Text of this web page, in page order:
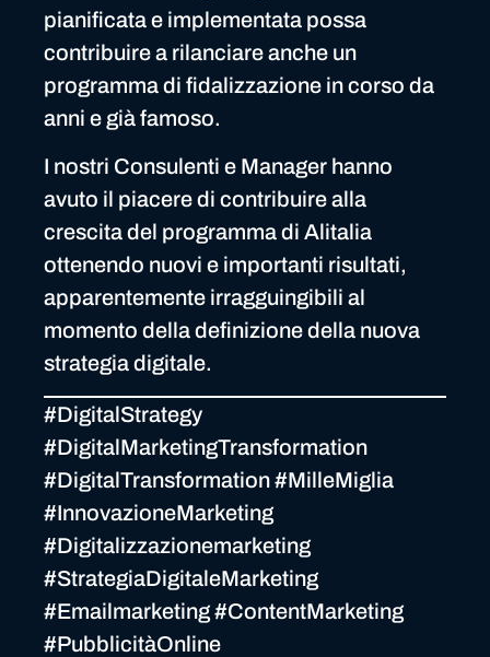
pianificata e implementata possa
contribuire a rilanciare anche un
programma di fidalizzazione in corso da
anni e già famoso.
I nostri Consulenti e Manager hanno
avuto il piacere di contribuire alla
crescita del programma di Alitalia
ottenendo nuovi e importanti risultati,
apparentemente irragguingibili al
momento della definizione della nuova
strategia digitale.
#DigitalStrategy
#DigitalMarketingTransformation
#DigitalTransformation #MilleMiglia
#InnovazioneMarketing
#Digitalizzazionemarketing
#StrategiaDigitaleMarketing
#Emailmarketing #ContentMarketing
#PubblicitàOnline